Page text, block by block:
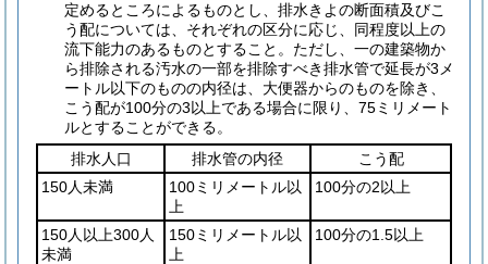
定めるところによるものとし、排水きよの断面積及びこ
う配については、それぞれの区分に応じ、同程度以上の
流下能力のあるものとすること。 ただし、一の建築物か
ら排除される汚水の一部を排除すべき排水管で延長が3メ
ートル以下のものの内径は、大便器からのものを除き、
こう配が100分の3以上である場合に限り、75ミリメート
ルとすることができる。
排水人口
排水管の内径
こう配
150人未満
100ミリメートル以
上
100分の2以上
150人以上300人
未満
150ミリメートル以
上
100分の1.5以上